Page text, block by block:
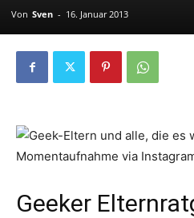
Von Sven - 16. Januar 2013
Geeker